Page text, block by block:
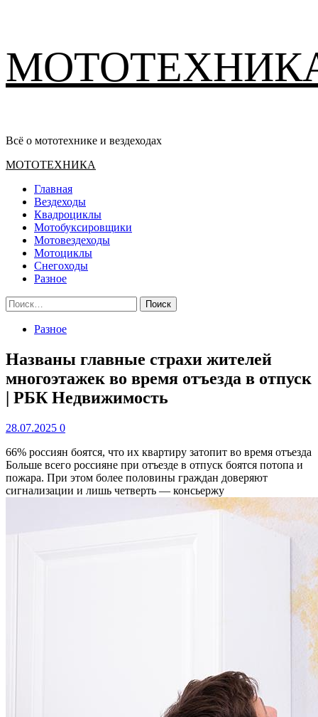
содержимому
Всё о мототехнике и вездеходах
Основное
МОТОТЕХНИКА
Главная
Вездеходы
Квадроциклы
Мотобуксировщики
Мотовездеходы
Мотоциклы
Снегоходы
Разное
Найти:
Разное
Названы главные страхи жителей
многоэтажек во время отъезда в отпуск
| РБК Недвижимость
28.07.2025 0
66% россиян боятся, что их квартиру затопит во время отъезда
Больше всего россияне при отъезде в отпуск боятся потопа и
пожара. При этом более половины граждан доверяют
сигнализации и лишь четверть — консьержу